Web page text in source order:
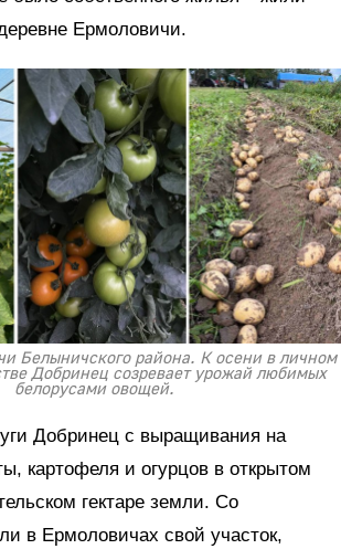
Ермоловичи.
Белыничского района. К осени в личном
Добринец созревает урожай любимых
белорусами овощей.
Добринец с выращивания на
картофеля и огурцов в открытом
гектаре земли. Со
в Ермоловичах свой участок,